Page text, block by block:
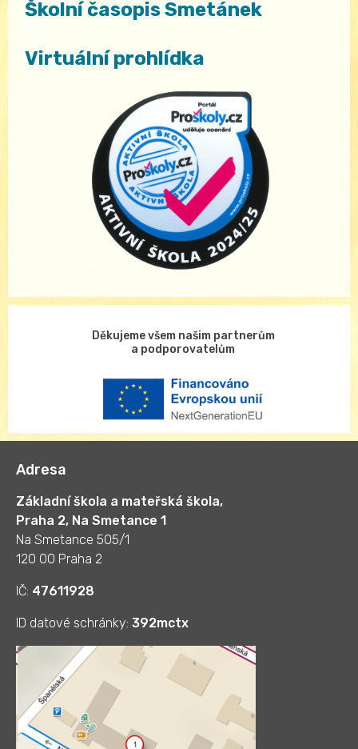
Školní časopis Smetánek
Virtuální prohlídka
Děkujeme všem našim partnerům
a podporovatelům
Adresa
Základní škola a mateřská škola,
Praha 2, Na Smetance 1
Na Smetance 505/1
120 00 Praha 2
IČ: 47611928
ID datové schránky: 392mctx